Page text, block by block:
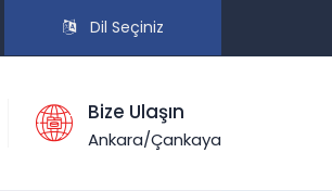
Dil Seçiniz
Bize Ulaşın
Ankara/Çankaya